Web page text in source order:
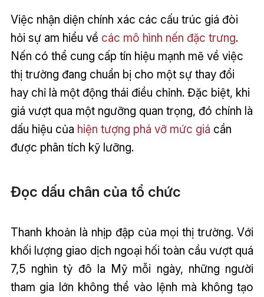
Việc nhận diện chính xác các cấu trúc giá đòi
hỏi sự am hiểu về các mô hình nến đặc trưng.
Nến có thể cung cấp tín hiệu mạnh mẽ về việc
thị trường đang chuẩn bị cho một sự thay đổi
hay chỉ là một động thái điều chỉnh. Đặc biệt, khi
giá vượt qua một ngưỡng quan trọng, đó chính là
dấu hiệu của hiện tượng phá vỡ mức giá cần
được phân tích kỹ lưỡng.
Đọc dấu chân của tổ chức
Thanh khoản là nhịp đập của mọi thị trường. Với
khối lượng giao dịch ngoại hối toàn cầu vượt quá
7,5 nghìn tỷ đô la Mỹ mỗi ngày, những người
tham gia lớn không thể vào lệnh mà không tạo